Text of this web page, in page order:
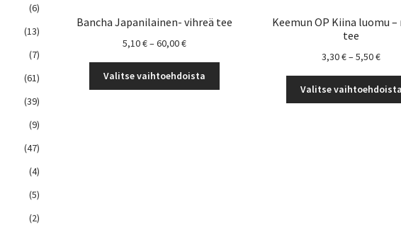
Bancha Japanilainen- vihreä tee
5,10€–60,00€Hintaluokka:
-
60,00 €
Valitse vaihtoehdoista
Keemun OP Kiina luomu
tee
3,30€–5,50€
-
5,50
Valitse vaihtoehdoista
(6)
(13)
(7)
(61)
(39)
(9)
(47)
(4)
(5)
(2)